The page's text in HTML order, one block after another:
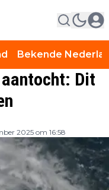
Bekende
Dit
2025 om 16:58